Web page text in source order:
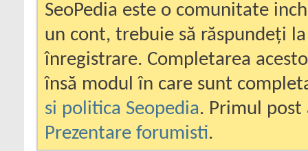
SeoPedia este o comunitate
un cont, trebuie să răspundeți
înregistrare. Completarea
însă modul în care sunt
si politica Seopedia. Primul
Prezentare forumisti.